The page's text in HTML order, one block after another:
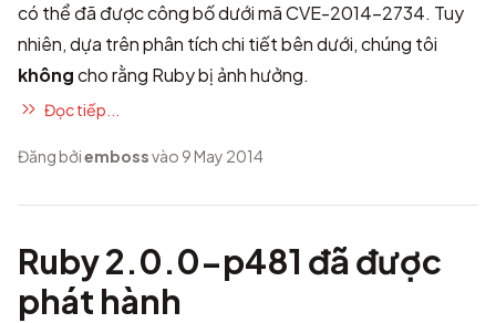
có thể đã được công bố dưới mãCVE-2014-2734. Tuy
nhiên, dựa trên phân tích chi tiết bên dưới, chúng tôi
khôngcho rằng Ruby bị ảnh hưởng.
Đọc tiếp...
Đăng bởiembossvào 9 May 2014
Ruby 2.0.0-p481 đã được
phát hành